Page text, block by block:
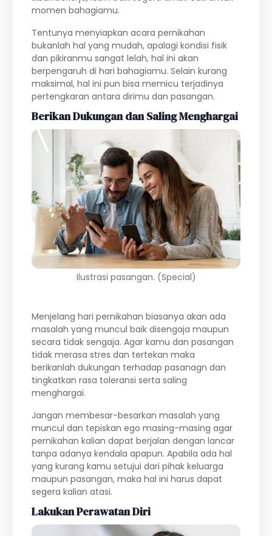
momen bahagiamu.
Tentunya menyiapkan acara pernikahan
bukanlah hal yang mudah, apalagi kondisi fisik
dan pikiranmu sangat lelah, hal ini akan
berpengaruh di hari bahagiamu. Selain kurang
maksimal, hal ini pun bisa memicu terjadinya
pertengkaran antara dirimu dan pasangan.
Berikan Dukungan dan Saling Menghargai
Ilustrasi pasangan. (Special)
Menjelang hari pernikahan biasanya akan ada
masalah yang muncul baik disengaja maupun
secara tidak sengaja. Agar kamu dan pasangan
tidak merasa stres dan tertekan maka
berikanlah dukungan terhadap pasanagn dan
tingkatkan rasa toleransi serta saling
menghargai.
Jangan membesar-besarkan masalah yang
muncul dan tepiskan ego masing-masing agar
pernikahan kalian dapat berjalan dengan lancar
tanpa adanya kendala apapun. Apabila ada hal
yang kurang kamu setujui dari pihak keluarga
maupun pasangan, maka hal ini harus dapat
segera kalian atasi.
Lakukan Perawatan Diri